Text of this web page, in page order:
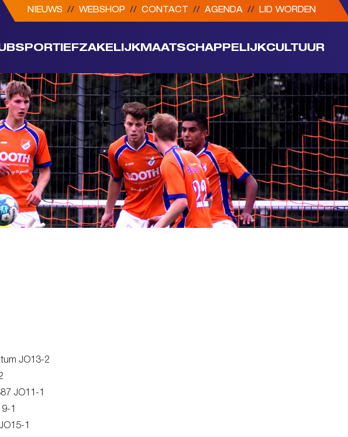
NIEUWS // WEBSHOP // CONTACT // AGENDA // LID WORDEN
SPORTIEFZAKELIJK MAATSCHAPPELIJKCULTUUR
JO13-2
JO11-1
1
1